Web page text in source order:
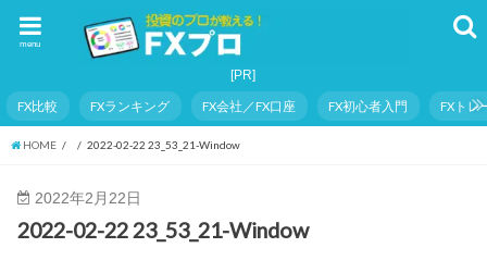
menu
FX比較 FXランキング FX会社／FX口座 FX初心者入門 FXトレ
HOME 2022-02-22 23_53_21-Window
2022年2月22日
2022-02-22 23_53_21-Window